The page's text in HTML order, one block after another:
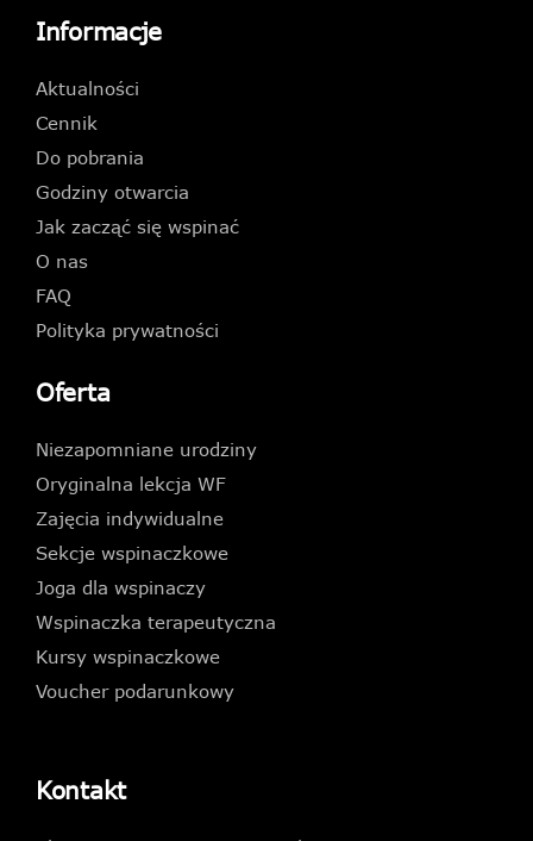
Informacje
Aktualności
Cennik
Do pobrania
Godziny otwarcia
Jak zacząć się wspinać
O nas
FAQ
Polityka prywatności
Oferta
Niezapomniane urodziny
Oryginalna lekcja WF
Zajęcia indywidualne
Sekcje wspinaczkowe
Joga dla wspinaczy
Wspinaczka terapeutyczna
Kursy wspinaczkowe
Voucher podarunkowy
Kontakt